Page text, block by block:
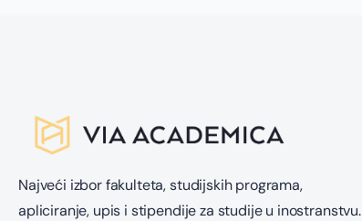
Najveći izbor fakulteta, studijskih programa,
apliciranje, upis i stipendije za studije u inostranstvu.